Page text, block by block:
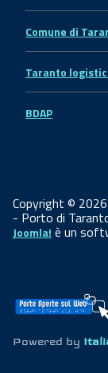
Comune di
Taranto
BDAP
Copyright ©
- Porto di
Joomla! è un
Powered by